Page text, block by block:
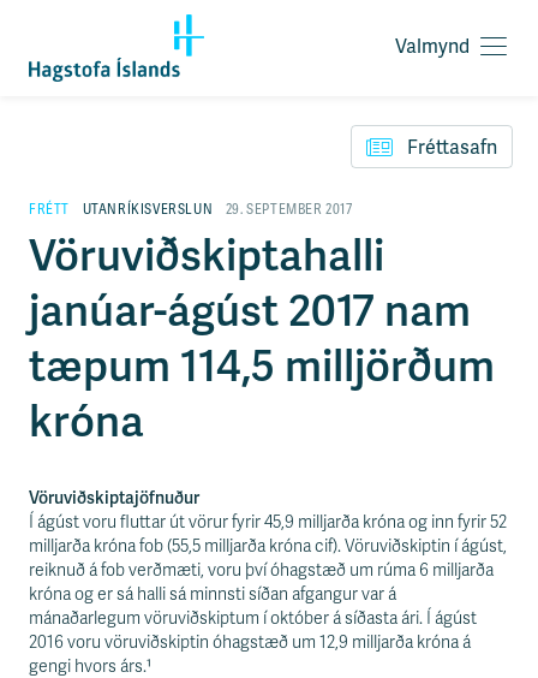
O
v
d
Valmynd
Fréttasafn
FRÉTT UTANRÍKISVERSLUN 29. SEPTEMBER 2017
Vöruviðskiptahalli
janúar-ágúst 2017 nam
tæpum 114,5 milljörðum
króna
Vöruviðskiptajöfnuður
Í ágúst voru fluttar út vörur fyrir 45,9 milljarða króna og inn fyrir 52
milljarða króna fob (55,5 milljarða króna cif). Vöruviðskiptin í ágúst,
reiknuð á fob verðmæti, voru því óhagstæð um rúma 6 milljarða
króna og er sá halli sá minnsti síðan afgangur var á
mánaðarlegum vöruviðskiptum í október á síðasta ári. Í ágúst
2016 voru vöruviðskiptin óhagstæð um 12,9 milljarða króna á
gengi hvors árs.¹